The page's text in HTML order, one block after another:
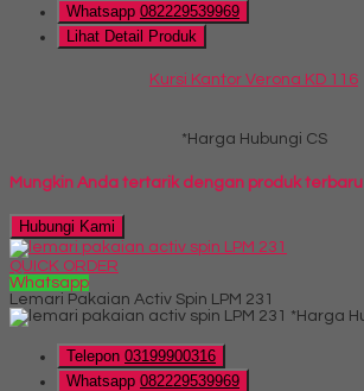
Whatsapp 082229539969
Lihat Detail Produk
Kursi Kantor Verona KD 116
*Harga Hubungi CS
Mungkin Anda tertarik dengan produk
Hubungi Kami
QUICK ORDER
Whatsapp
Lemari Pakaian Activ Spin LPM 231
*Harga
Telepon 03199900316
Whatsapp 082229539969